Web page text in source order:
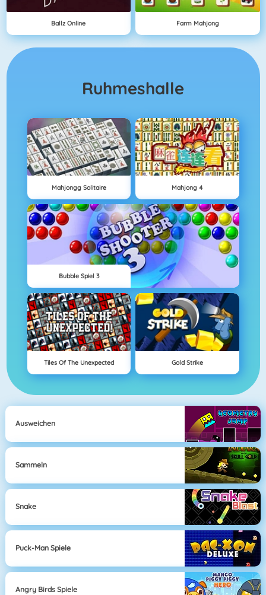
Ballz Online Farm Mahjong
Ruhmeshalle
Mahjongg Solitaire Mahjong 4
Bubble Spiel 3
Tiles Of The Unexpected Gold Strike
Ausweichen
Sammeln
Snake
Puck-Man Spiele
Angry Birds Spiele